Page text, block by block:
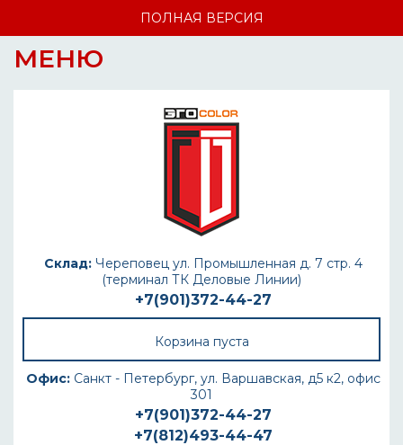
ПОЛНАЯ ВЕРСИЯ
МЕНЮ
Склад: Череповец ул. Промышленная д. 7 стр. 4
(терминал ТК Деловые Линии)
+7(901)372-44-27
Корзина пуста
Офис: Санкт - Петербург, ул. Варшавская, д5 к2, офис
301
+7(901)372-44-27
+7(812)493-44-47